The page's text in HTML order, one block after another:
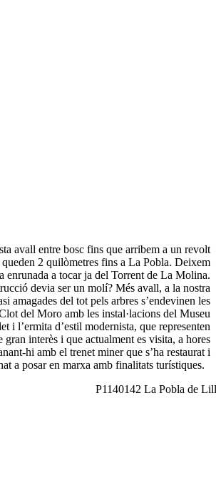
avall entre bosc fins que arribem a un revolt
queden 2 quilòmetres fins a La Pobla. Deixem
enrunada a tocar ja del Torrent de La Molina.
devia ser un molí? Més avall, a la nostra
amagades del tot pels arbres s’endevinen les
del Moro amb les instal·lacions del Museu
i l’ermita d’estil modernista, que representen
gran interès i que actualment es visita, a hores
hi amb el trenet miner que s’ha restaurat i
a posar en marxa amb finalitats turístiques.